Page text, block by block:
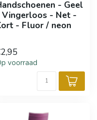
- Geel
- Net -
- Fluor / neon
voorraad